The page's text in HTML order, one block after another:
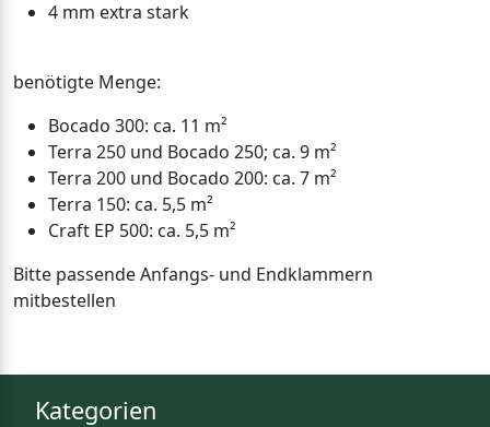
4 mm extra stark
benötigte Menge:
Bocado 300: ca. 11 m²
Terra 250 und Bocado 250; ca. 9 m²
Terra 200 und Bocado 200: ca. 7 m²
Terra 150: ca. 5,5 m²
Craft EP 500: ca. 5,5 m²
Bitte passende Anfangs- und Endklammern
mitbestellen
Kategorien